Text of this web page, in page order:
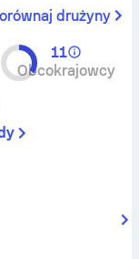
drużyny
11
Obcokrajowcy